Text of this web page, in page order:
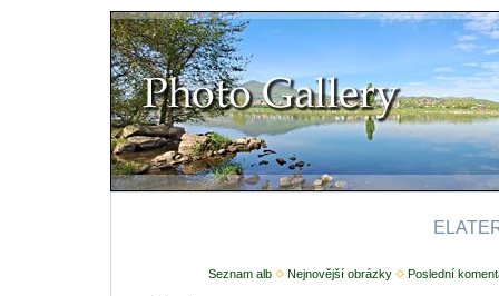
Seznam alb Nejnovější obrázky Poslední